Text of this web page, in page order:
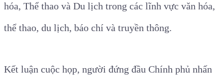
hóa, Thể thao và Du lịch trong các lĩnh vực văn hóa,
thể thao, du lịch, báo chí và truyền thông.
Kết luận cuộc họp, người đứng đầu Chính phủ nhấn